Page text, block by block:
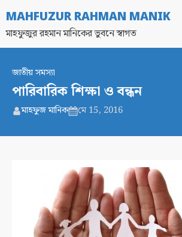
MAHFUZUR RAHMAN MANIK
মাহফুজুর রহমান মানিকের ভুবনে স্বাগত
জাতীয় সমস্যা
পারিবারিক শিক্ষা ও বন্ধন
মাহফুজ মানিক মে 15, 2016